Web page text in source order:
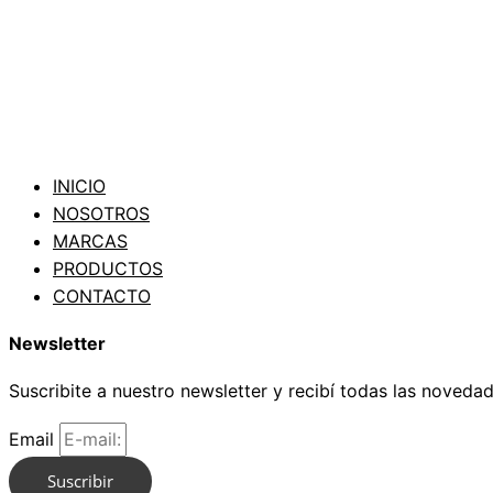
INICIO
NOSOTROS
MARCAS
PRODUCTOS
CONTACTO
Newsletter
Suscribite a nuestro newsletter y recibí todas las
Email
Suscribir